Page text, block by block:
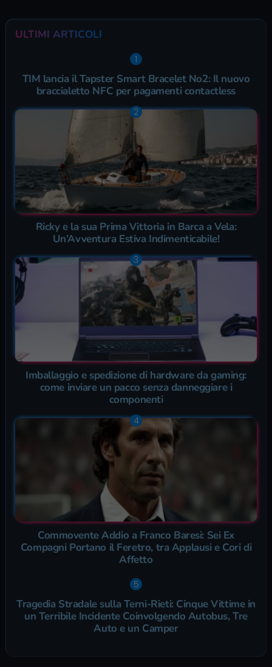
ULTIMI ARTICOLI
TIM lancia il Tapster Smart Bracelet No2: Il nuovo
braccialetto NFC per pagamenti contactless
Ricky e la sua Prima Vittoria in Barca a Vela:
Un’Avventura Estiva Indimenticabile!
Imballaggio e spedizione di hardware da gaming:
come inviare un pacco senza danneggiare i
componenti
Commovente Addio a Franco Baresi: Sei Ex
Compagni Portano il Feretro, tra Applausi e Cori di
Affetto
Tragedia Stradale sulla Terni-Rieti: Cinque Vittime in
un Terribile Incidente Coinvolgendo Autobus, Tre
Auto e un Camper